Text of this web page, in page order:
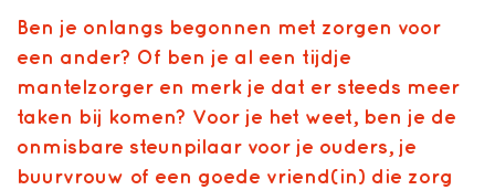
Ben je onlangs begonnen met zorgen voor
een ander? Of ben je al een tijdje
mantelzorger en merk je dat er steeds meer
taken bij komen? Voor je het weet, ben je de
onmisbare steunpilaar voor je ouders, je
buurvrouw of een goede vriend(in) die zorg